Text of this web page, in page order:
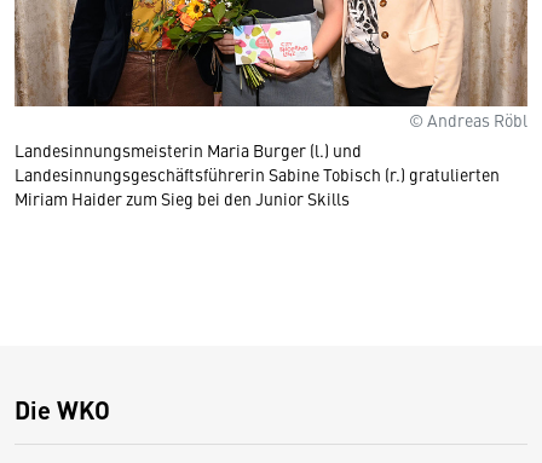
© Andreas Röbl
Landesinnungsmeisterin Maria Burger (l.) und
Landesinnungsgeschäftsführerin Sabine Tobisch (r.) gratulierten
Miriam Haider zum Sieg bei den Junior Skills
Die WKO